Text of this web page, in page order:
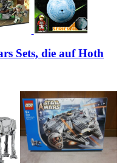
Sets, die auf Hoth